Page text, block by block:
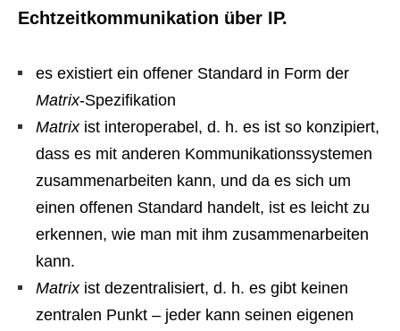
Echtzeitkommunikation über IP.
es existiert ein offener Standard in Form der
Matrix-Spezifikation
Matrixist interoperabel, d. h. es ist so konzipiert,
dass es mit anderen Kommunikationssystemen
zusammenarbeiten kann, und da es sich um
einen offenen Standard handelt, ist es leicht zu
erkennen, wie man mit ihm zusammenarbeiten
kann.
Matrixist dezentralisiert, d. h. es gibt keinen
zentralen Punkt – jeder kann seinen eigenen